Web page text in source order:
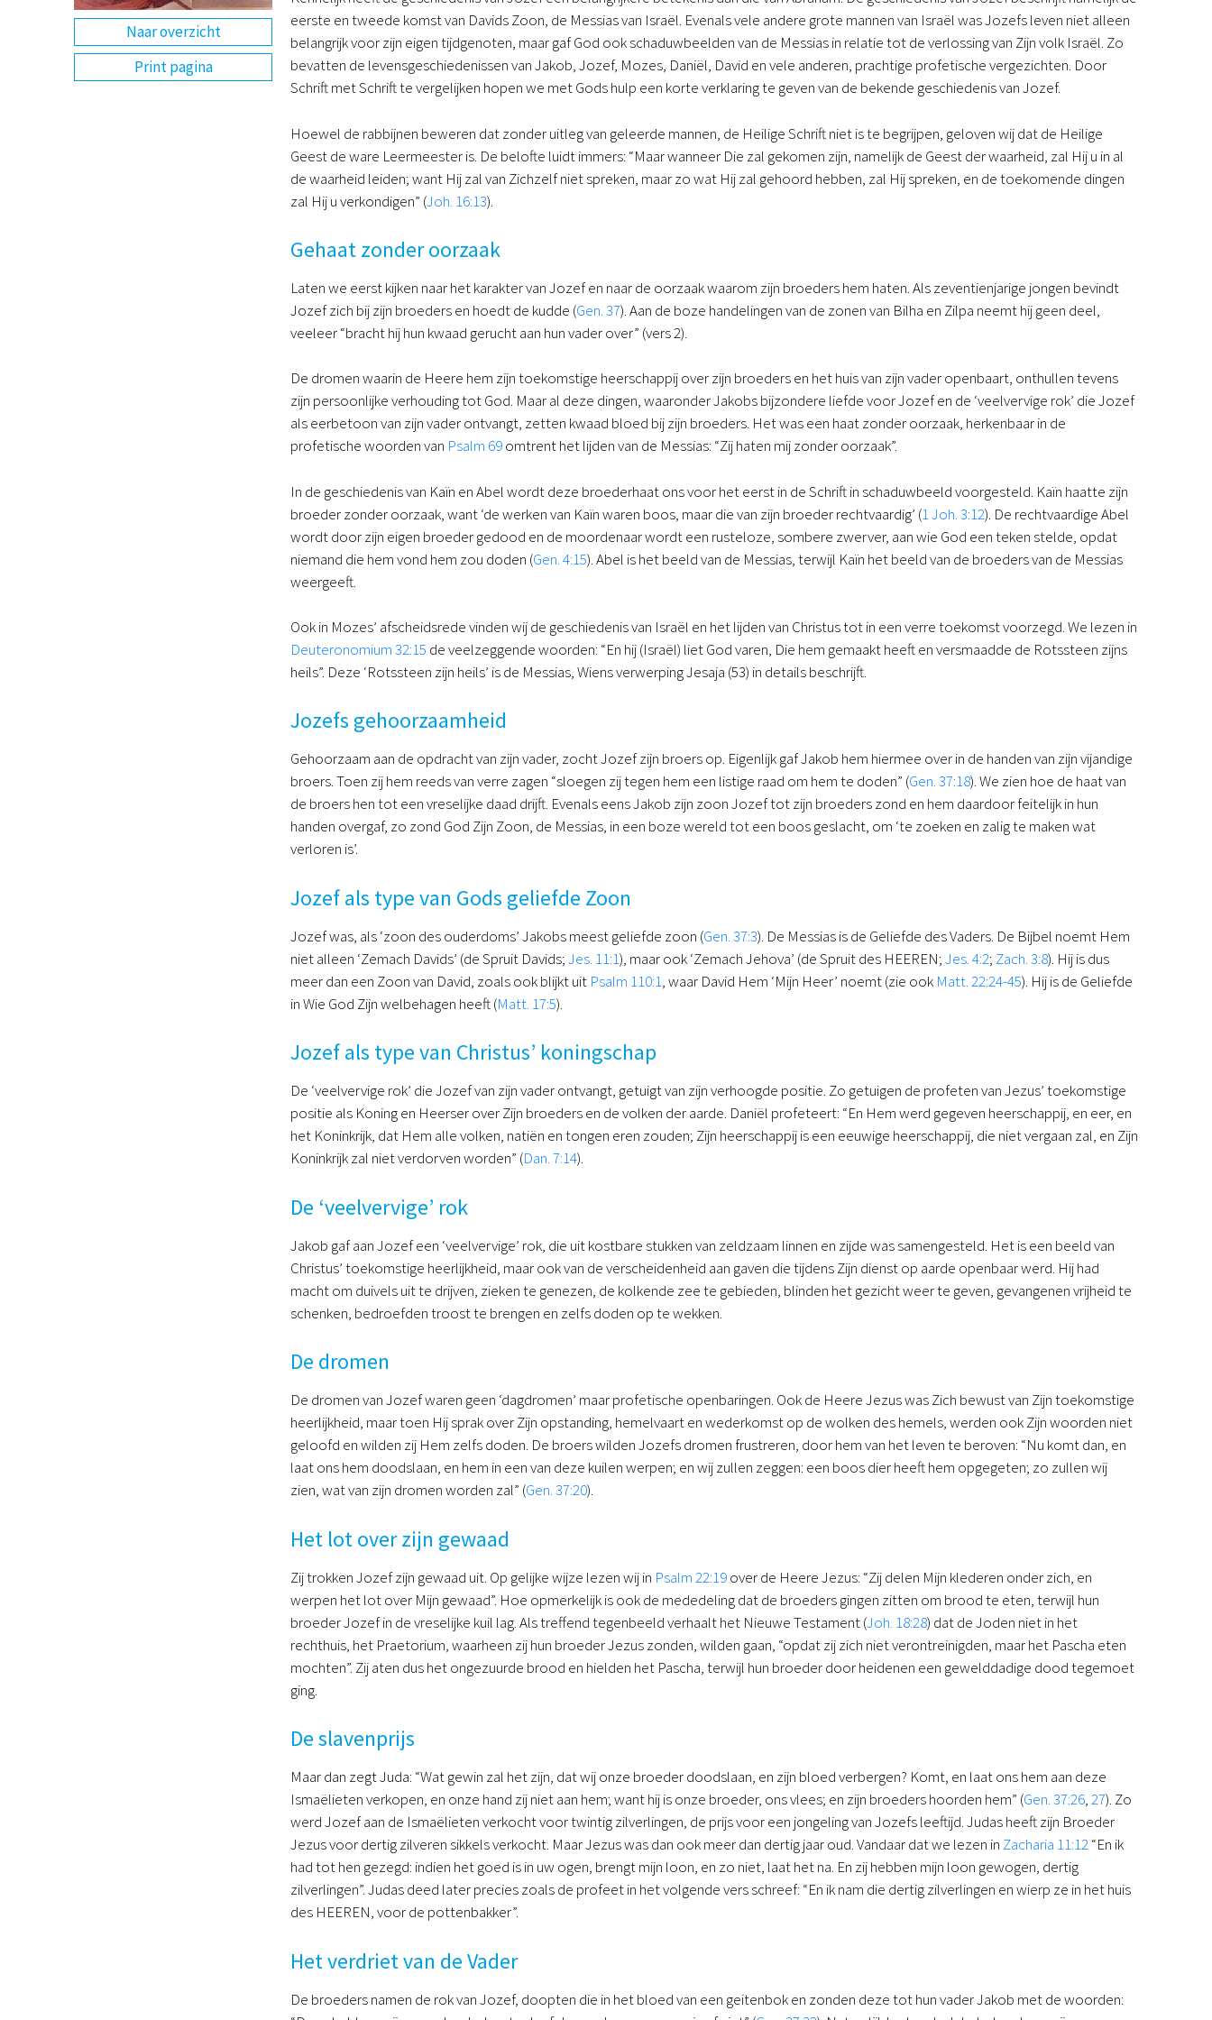
Naar overzicht
Print pagina
eerste en tweede komst van Davids Zoon, de Messias van Israël. Evenals vele andere grote mannen van Israël was Jozefs leven niet alleen
belangrijk voor zijn eigen tijdgenoten, maar gaf God ook schaduwbeelden van de Messias in relatie tot de verlossing van Zijn volk Israël. Zo
bevatten de levensgeschiedenissen van Jakob, Jozef, Mozes, Daniël, David en vele anderen, prachtige profetische vergezichten. Door
Schrift met Schrift te vergelijken hopen we met Gods hulp een korte verklaring te geven van de bekende geschiedenis van Jozef.
Hoewel de rabbijnen beweren dat zonder uitleg van geleerde mannen, de Heilige Schrift niet is te begrijpen, geloven wij dat de Heilige
Geest de ware Leermeester is. De belofte luidt immers: “Maar wanneer Die zal gekomen zijn, namelijk de Geest der waarheid, zal Hij u in al
de waarheid leiden; want Hij zal van Zichzelf niet spreken, maar zo wat Hij zal gehoord hebben, zal Hij spreken, en de toekomende dingen
zal Hij u verkondigen” (Joh. 16:13).
Gehaat zonder oorzaak
Laten we eerst kijken naar het karakter van Jozef en naar de oorzaak waarom zijn broeders hem haten. Als zeventienjarige jongen bevindt
Jozef zich bij zijn broeders en hoedt de kudde (Gen. 37). Aan de boze handelingen van de zonen van Bilha en Zilpa neemt hij geen deel,
veeleer “bracht hij hun kwaad gerucht aan hun vader over” (vers 2).
De dromen waarin de Heere hem zijn toekomstige heerschappij over zijn broeders en het huis van zijn vader openbaart, onthullen tevens
zijn persoonlijke verhouding tot God. Maar al deze dingen, waaronder Jakobs bijzondere liefde voor Jozef en de ‘veelvervige rok’ die Jozef
als eerbetoon van zijn vader ontvangt, zetten kwaad bloed bij zijn broeders. Het was een haat zonder oorzaak, herkenbaar in de
profetische woorden van Psalm 69omtrent het lijden van de Messias: “Zij haten mij zonder oorzaak”.
In de geschiedenis van Kaïn en Abel wordt deze broederhaat ons voor het eerst in de Schrift in schaduwbeeld voorgesteld. Kaïn haatte zijn
broeder zonder oorzaak, want ‘de werken van Kaïn waren boos, maar die van zijn broeder rechtvaardig’ (1 Joh. 3:12). De rechtvaardige Abel
wordt door zijn eigen broeder gedood en de moordenaar wordt een rusteloze, sombere zwerver, aan wie God een teken stelde, opdat
niemand die hem vond hem zou doden (Gen. 4:15). Abel is het beeld van de Messias, terwijl Kaïn het beeld van de broeders van de Messias
weergeeft.
Ook in Mozes’ afscheidsrede vinden wij de geschiedenis van Israël en het lijden van Christus tot in een verre toekomst voorzegd. We lezen in
Deuteronomium 32:15 de veelzeggende woorden: “En hij (Israël) liet God varen, Die hem gemaakt heeft en versmaadde de Rotssteen zijns
heils”. Deze ‘Rotssteen zijn heils’ is de Messias, Wiens verwerping Jesaja (53) in details beschrijft.
Jozefs gehoorzaamheid
Gehoorzaam aan de opdracht van zijn vader, zocht Jozef zijn broers op. Eigenlijk gaf Jakob hem hiermee over in de handen van zijn vijandige
broers. Toen zij hem reeds van verre zagen “sloegen zij tegen hem een listige raad om hem te doden” (Gen. 37:18). We zien hoe de haat van
de broers hen tot een vreselijke daad drijft. Evenals eens Jakob zijn zoon Jozef tot zijn broeders zond en hem daardoor feitelijk in hun
handen overgaf, zo zond God Zijn Zoon, de Messias, in een boze wereld tot een boos geslacht, om ‘te zoeken en zalig te maken wat
verloren is’.
Jozef als type van Gods geliefde Zoon
Jozef was, als ‘zoon des ouderdoms’ Jakobs meest geliefde zoon (Gen. 37:3). De Messias is de Geliefde des Vaders. De Bijbel noemt Hem
niet alleen ‘Zemach Davids’ (de Spruit Davids;Jes. 11:1), maar ook ‘Zemach Jehova’ (de Spruit des HEEREN;Jes. 4:2; Zach. 3:8). Hij is dus
meer dan een Zoon van David, zoals ook blijkt uit Psalm 110:1, waar David Hem ‘Mijn Heer’ noemt (zie ook Matt. 22:24-45). Hij is de Geliefde
in Wie God Zijn welbehagen heeft (Matt. 17:5).
Jozef als type van Christus’ koningschap
De ‘veelvervige rok’ die Jozef van zijn vader ontvangt, getuigt van zijn verhoogde positie. Zo getuigen de profeten van Jezus’ toekomstige
positie als Koning en Heerser over Zijn broeders en de volken der aarde. Daniël profeteert: “En Hem werd gegeven heerschappij, en eer, en
het Koninkrijk, dat Hem alle volken, natiën en tongen eren zouden; Zijn heerschappij is een eeuwige heerschappij, die niet vergaan zal, en Zijn
Koninkrijk zal niet verdorven worden” (Dan. 7:14).
De ‘veelvervige’ rok
Jakob gaf aan Jozef een ‘veelvervige’ rok, die uit kostbare stukken van zeldzaam linnen en zijde was samengesteld. Het is een beeld van
Christus’ toekomstige heerlijkheid, maar ook van de verscheidenheid aan gaven die tijdens Zijn dienst op aarde openbaar werd. Hij had
macht om duivels uit te drijven, zieken te genezen, de kolkende zee te gebieden, blinden het gezicht weer te geven, gevangenen vrijheid te
schenken, bedroefden troost te brengen en zelfs doden op te wekken.
De dromen
De dromen van Jozef waren geen ‘dagdromen’ maar profetische openbaringen. Ook de Heere Jezus was Zich bewust van Zijn toekomstige
heerlijkheid, maar toen Hij sprak over Zijn opstanding, hemelvaart en wederkomst op de wolken des hemels, werden ook Zijn woorden niet
geloofd en wilden zij Hem zelfs doden. De broers wilden Jozefs dromen frustreren, door hem van het leven te beroven: “Nu komt dan, en
laat ons hem doodslaan, en hem in een van deze kuilen werpen; en wij zullen zeggen: een boos dier heeft hem opgegeten; zo zullen wij
zien, wat van zijn dromen worden zal” (Gen. 37:20).
Het lot over zijn gewaad
Zij trokken Jozef zijn gewaad uit. Op gelijke wijze lezen wij in Psalm 22:19over de Heere Jezus: “Zij delen Mijn klederen onder zich, en
werpen het lot over Mijn gewaad”. Hoe opmerkelijk is ook de mededeling dat de broeders gingen zitten om brood te eten, terwijl hun
broeder Jozef in de vreselijke kuil lag. Als treffend tegenbeeld verhaalt het Nieuwe Testament (Joh. 18:28) dat de Joden niet in het
rechthuis, het Praetorium, waarheen zij hun broeder Jezus zonden, wilden gaan, “opdat zij zich niet verontreinigden, maar het Pascha eten
mochten”. Zij aten dus het ongezuurde brood en hielden het Pascha, terwijl hun broeder door heidenen een gewelddadige dood tegemoet
ging.
De slavenprijs
Maar dan zegt Juda: “Wat gewin zal het zijn, dat wij onze broeder doodslaan, en zijn bloed verbergen? Komt, en laat ons hem aan deze
Ismaëlieten verkopen, en onze hand zij niet aan hem; want hij is onze broeder, ons vlees; en zijn broeders hoorden hem” (Gen. 37:26,27). Zo
werd Jozef aan de Ismaëlieten verkocht voor twintig zilverlingen, de prijs voor een jongeling van Jozefs leeftijd. Judas heeft zijn Broeder
Jezus voor dertig zilveren sikkels verkocht. Maar Jezus was dan ook meer dan dertig jaar oud. Vandaar dat we lezen in Zacharia 11:12“En ik
had tot hen gezegd: indien het goed is in uw ogen, brengt mijn loon, en zo niet, laat het na. En zij hebben mijn loon gewogen, dertig
zilverlingen”. Judas deed later precies zoals de profeet in het volgende vers schreef: “En ik nam die dertig zilverlingen en wierp ze in het huis
des HEEREN, voor de pottenbakker”.
Het verdriet van de Vader
De broeders namen de rok van Jozef, doopten die in het bloed van een geitenbok en zonden deze tot hun vader Jakob met de woorden:
Podcast
Magazine
Digitale nieuwsbrief
Agenda
Jongerenwerk
Het Studiehuis (cursus)
Webshop
ANBI
Veelgestelde vragen